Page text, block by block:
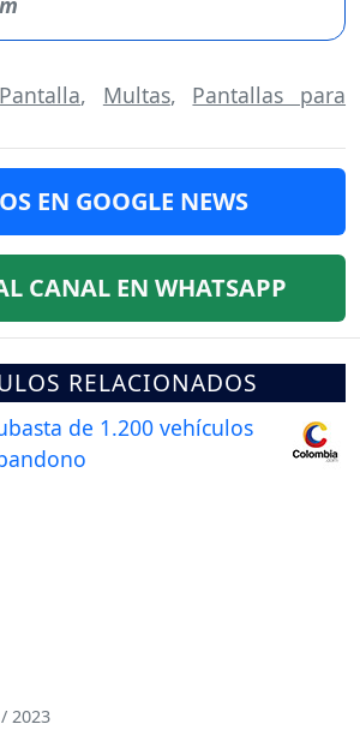
Pantalla, Multas, Pantallas para
EN GOOGLE NEWS
CANAL EN WHATSAPP
RELACIONADOS
2023